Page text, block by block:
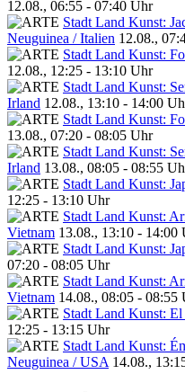
12.08., 06:55 - 07:40 Uhr
Stadt Land Kunst:
Neuguinea / Italien 12.08.,
Stadt Land Kunst:
12.08., 12:25 - 13:10 Uhr
Stadt Land Kunst:
Irland 12.08., 13:10 - 14:00
Stadt Land Kunst:
13.08., 07:20 - 08:05 Uhr
Stadt Land Kunst:
Irland 13.08., 08:05 - 08:55
Stadt Land Kunst:
12:25 - 13:10 Uhr
Stadt Land Kunst:
Vietnam 13.08., 13:10 - 14:00
Stadt Land Kunst:
07:20 - 08:05 Uhr
Stadt Land Kunst:
Vietnam 14.08., 08:05 - 08:55
Stadt Land Kunst:
12:25 - 13:15 Uhr
Stadt Land Kunst:
Neuguinea / USA 14.08.,